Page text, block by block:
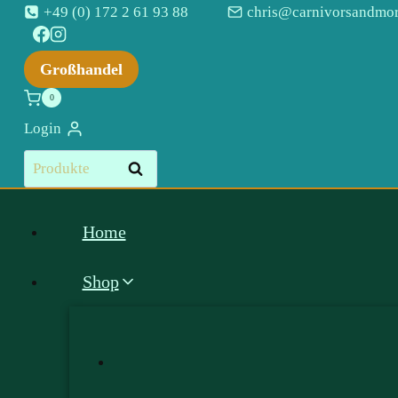
Zum
Inhalt
springen
+49 (0) 172 2 61 93 88
Großhandel
0
Login
Suchen
nach:
Suchen
Home
Shop